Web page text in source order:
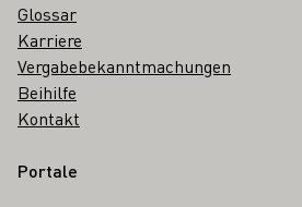
Glossar
Karriere
Vergabebekanntmachungen
Beihilfe
Kontakt
Portale